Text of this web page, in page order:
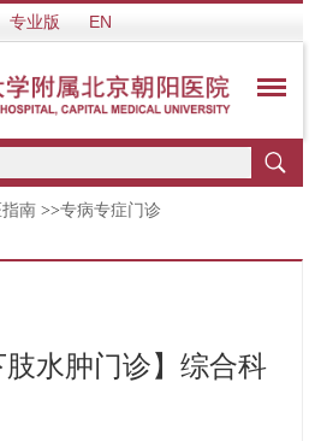
专业版 EN
南 >>专病专症门诊
肢水肿门诊】综合科